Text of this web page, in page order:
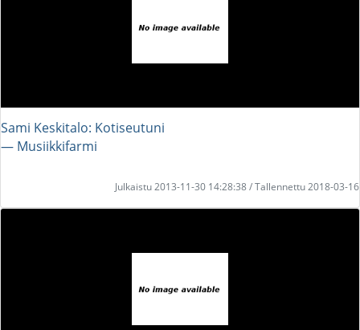
Sami Keskitalo: Kotiseutuni
― Musiikkifarmi
Julkaistu 2013-11-30 14:28:38 / Tallennettu 2018-03-16